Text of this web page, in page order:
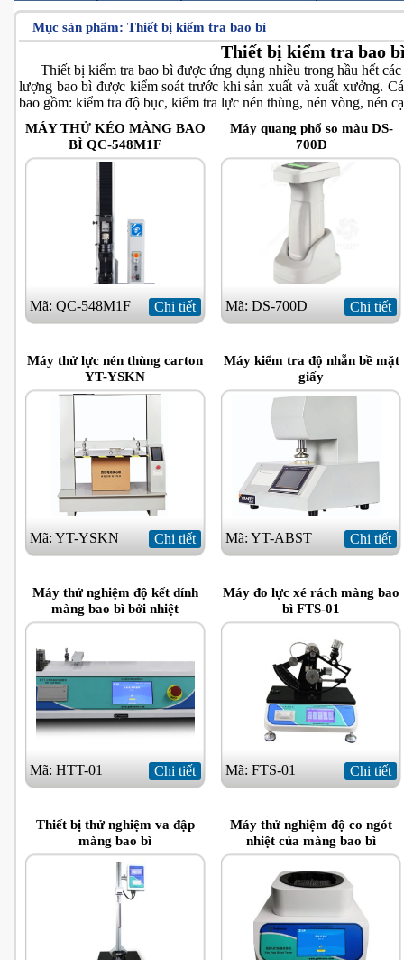
Mục sản phẩm: Thiết bị kiểm tra bao bì
Thiết bị kiểm tra bao
Thiết bị kiểm tra bao bì được ứng dụng nhiều trong hầu hết các
lượng bao bì được kiểm soát trước khi sản xuất và xuất xưởng.
bao gồm: kiểm tra độ bục, kiểm tra lực nén thùng, nén vòng, nén
MÁY THỬ KÉO MÀNG BAO
BÌ QC-548M1F
Mã: QC-548M1F Chi tiết
Máy quang phổ so màu DS-
700D
Mã: DS-700D Chi tiết
Máy thử lực nén thùng carton
YT-YSKN
Mã: YT-YSKN Chi tiết
Máy kiểm tra độ nhẵn bề mặt
giấy
Mã: YT-ABST Chi tiết
Máy thử nghiệm độ kết dính
màng bao bì bởi nhiệt
Mã: HTT-01 Chi tiết
Máy đo lực xé rách màng bao
bì FTS-01
Mã: FTS-01 Chi tiết
Thiết bị thử nghiệm va đập
màng bao bì
Máy thử nghiệm độ co ngót
nhiệt của màng bao bì